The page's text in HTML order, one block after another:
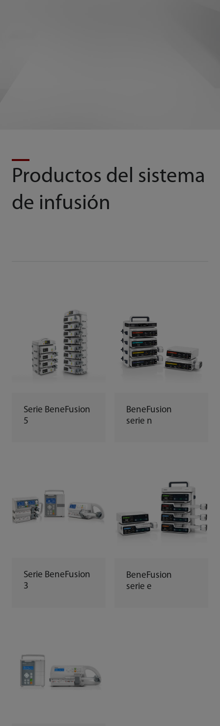
Productos del sistema
de infusión
Serie BeneFusion
5
BeneFusion
serie n
Serie BeneFusion
3
BeneFusion
serie e